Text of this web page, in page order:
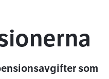
som